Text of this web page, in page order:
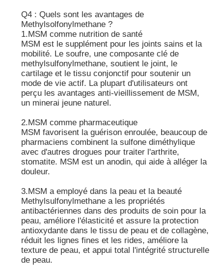
Q4 : Quels sont les avantages de
Methylsolfonylmethane ?
1.MSM comme nutrition de santé
MSM est le supplément pour les joints sains et la
mobilité. Le soufre, une composante clé de
methylsulfonylmethane, soutient le joint, le
cartilage et le tissu conjonctif pour soutenir un
mode de vie actif. La plupart d'utilisateurs ont
perçu les avantages anti-vieillissement de MSM,
un minerai jeune naturel.
2.MSM comme pharmaceutique
MSM favorisent la guérison enroulée, beaucoup de
pharmaciens combinent la sulfone diméthylique
avec d'autres drogues pour traiter l'arthrite,
stomatite. MSM est un anodin, qui aide à alléger la
douleur.
3.MSM a employé dans la peau et la beauté
Methylsulfonylmethane a les propriétés
antibactériennes dans des produits de soin pour la
peau, améliore l'élasticité et assure la protection
antioxydante dans le tissu de peau et de collagène,
réduit les lignes fines et les rides, améliore la
texture de peau, et appui total l'intégrité structurelle
de peau.